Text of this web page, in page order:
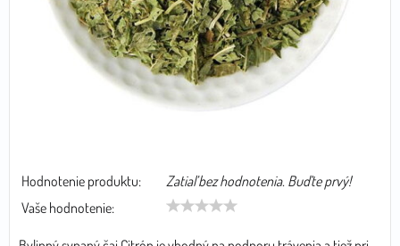
Hodnotenie produktu:
Zatiaľ bez hodnotenia. Buďte prvý!
Vaše hodnotenie: